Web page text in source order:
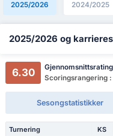
2025/2026 2024/2025
2025/2026 og
6.30
Scoringsrangering
Sesongstatistikker
Turnering KS